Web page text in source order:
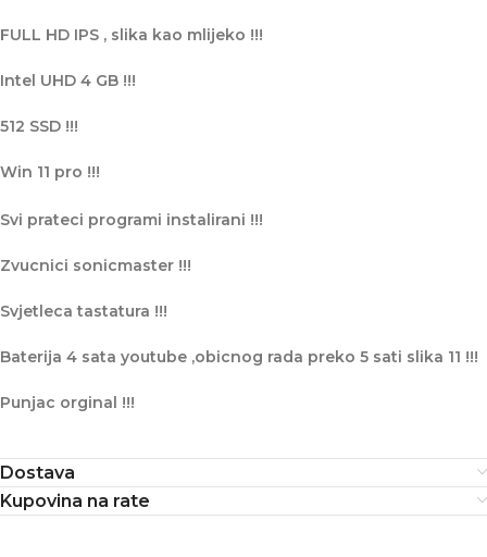
FULL HD IPS , slika kao mlijeko !!!
Intel UHD 4 GB !!!
512 SSD !!!
Win 11 pro !!!
Svi prateci programi instalirani !!!
Zvucnici sonicmaster !!!
Svjetleca tastatura !!!
Baterija 4 sata youtube ,obicnog rada preko 5 sati slika 11 !!!
Punjac orginal !!!
Dostava
Kupovina na rate